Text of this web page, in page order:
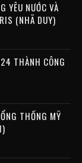
YÊU NƯỚC VÀ
(NHÃ DUY)
THÀNH CÔNG
THỐNG MỸ